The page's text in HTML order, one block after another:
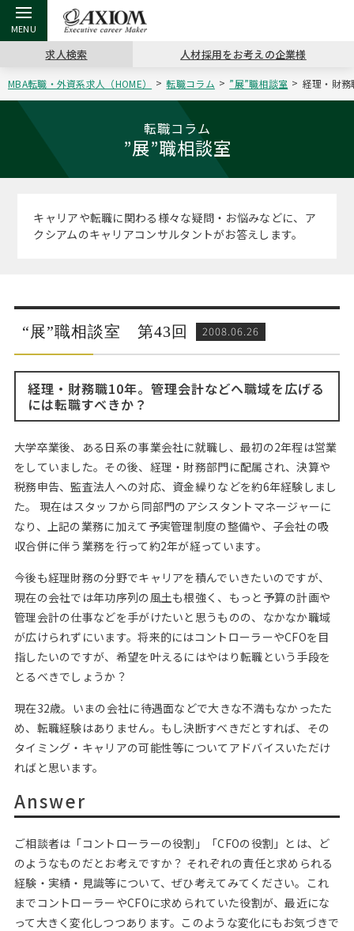
戻る
アクシアムの特長
戻る
サービス案内
戻る
戻る
キャリア支援 TOP
キャリアデザイン講座
（最新求人市場動向）
戻る
ステージ別アドバイス
MBA留学生数の推移
戻る
インターン受入企業一覧
MBAを生かす求人特集
年齢と年収の相関図
戻る
転職ツール TOP
英文レジュメの書き方
戻る
日本語履歴書テンプレート
外資系／面接攻略のコツ
戻る
転職コラム TOP
“展”職相談室
コンサルティングの現場から
キャリアに効く一冊
戻る
イベント・セミナー TOP
キャリアデザインセミナー
ジョブフェア
キャリアフォーラム
Career Talk Live
MBA NETWORKING
戻る
会社概要 TOP
アクセス
パブリシティ
求人検索 人材採用をお考えの企業様
MBA転職・外資系求人（HOME） 転職コラム ”展”職相談室 経理・財
転職コラム
”展”職相談室
キャリアや転職に関わる様々な疑問・お悩みなどに、ア
クシアムのキャリアコンサルタントがお答えします。
“展”職相談室 第43回 2008.06.26
経理・財務職10年。管理会計などへ職域を広げる
には転職すべきか？
大学卒業後、ある日系の事業会社に就職し、最初の2年程は営業
をしていました。その後、経理・財務部門に配属され、決算や
税務申告、監査法人への対応、資金繰りなどを約6年経験しまし
た。 現在はスタッフから同部門のアシスタントマネージャーに
なり、上記の業務に加えて予実管理制度の整備や、子会社の吸
収合併に伴う業務を行って約2年が経っています。
今後も経理財務の分野でキャリアを積んでいきたいのですが、
現在の会社では年功序列の風土も根強く、もっと予算の計画や
管理会計の仕事などを手がけたいと思うものの、なかなか職域
が広けられずにいます。将来的にはコントローラーやCFOを目
指したいのですが、希望を叶えるにはやはり転職という手段を
とるべきでしょうか？
現在32歳。いまの会社に待遇面などで大きな不満もなかったた
め、転職経験はありません。もし決断すべきだとすれば、その
タイミング・キャリアの可能性等についてアドバイスいただけ
ればと思います。
Answer
ご相談者は「コントローラーの役割」「CFOの役割」とは、ど
のようなものだとお考えですか？ それぞれの責任と求められる
経験・実績・見識等について、ぜひ考えてみてください。これ
までコントローラーやCFOに求められていた役割が、最近にな
って大きく変化しつつあります。このような変化にもお気づきで